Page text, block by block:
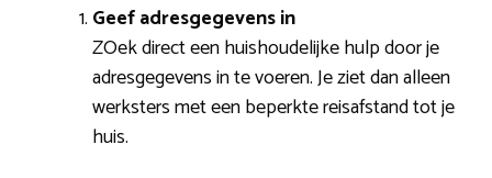
Geef adresgegevens in
ZOek direct een huishoudelijke hulp door je
adresgegevens in te voeren. Je ziet dan alleen
werksters met een beperkte reisafstand tot je
huis.